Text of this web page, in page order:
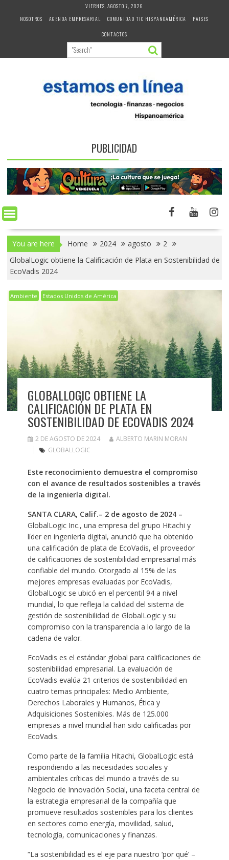
VIERNES, AGOSTO 7, 2026
NOSOTROS
AGENDA EMPRESARIAL COMUNIDAD TIC HISPANOAMÉRICA
PAISES
CONTACTOS
PUBLICIDAD
You are here Home 2024 agosto
2
GlobalLogic obtiene la Calificación de Plata en Sostenibilidad de
EcoVadis 2024
Ambiente Estados Unidos de América
GLOBALLOGIC OBTIENE LA
CALIFICACIÓN DE PLATA EN
SOSTENIBILIDAD DE ECOVADIS 2024
2 DE AGOSTO DE 2024
ALBERTO MARIN MORAN
GLOBALLOGIC
Este reconocimiento demuestra el compromiso
con el avance de resultados sostenibles a través
de la ingeniería digital.
SANTA CLARA, Calif.– 2 de agosto de 2024 –
GlobalLogic Inc., una empresa del grupo Hitachi y
líder en ingeniería digital, anunció que ha obtenido
una calificación de plata de EcoVadis, el proveedor
de calificaciones de sostenibilidad empresarial más
confiable del mundo. Otorgado al 15% de las
mejores empresas evaluadas por EcoVadis,
GlobalLogic se ubicó en el percentil 94 a nivel
mundial, lo que refleja la calidad del sistema de
gestión de sostenibilidad de GlobalLogic y su
compromiso con la transparencia a lo largo de la
cadena de valor.
EcoVadis es el estándar global para calificaciones de
sostenibilidad empresarial. La evaluación de
EcoVadis evalúa 21 criterios de sostenibilidad en
cuatro temas principales: Medio Ambiente,
Derechos Laborales y Humanos, Ética y
Adquisiciones Sostenibles. Más de 125.000
empresas a nivel mundial han sido calificadas por
EcoVadis.
Como parte de la familia Hitachi, GlobalLogic está
respondiendo a las necesidades sociales y
ambientales críticas del mundo a través de su
Negocio de Innovación Social, una faceta central de
la estrategia empresarial de la compañía que
promueve resultados sostenibles para los clientes
en sectores como energía, movilidad, salud,
tecnología, comunicaciones y finanzas.
“La sostenibilidad es el eje para nuestro ‘por qué’ –